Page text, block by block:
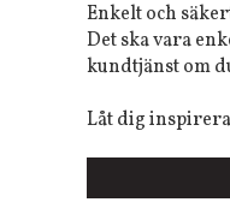
Enkelt och
Det ska vara
kundtjänst om
Låt dig